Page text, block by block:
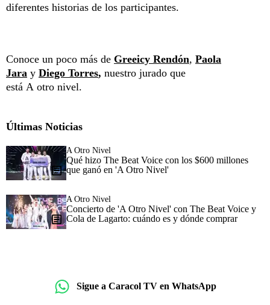
diferentes historias de los participantes.
Conoce un poco más de Greeicy Rendón, Paola
Jara y Diego Torres, nuestro jurado que
está A otro nivel.
Últimas Noticias
A Otro Nivel
Qué hizo The Beat Voice con los $600 millones
que ganó en 'A Otro Nivel'
A Otro Nivel
Concierto de 'A Otro Nivel' con The Beat Voice y
Cola de Lagarto: cuándo es y dónde comprar
Sigue a Caracol TV en WhatsApp